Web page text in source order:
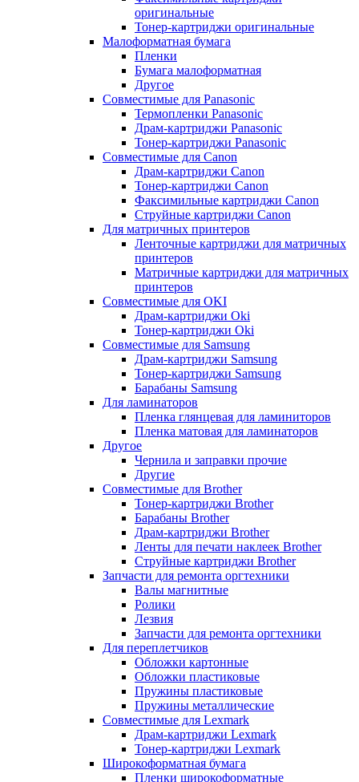
оригинальные
Тонер-картриджи оригинальные
Малоформатная бумага
Пленки
Бумага малоформатная
Другое
Совместимые для Panasonic
Термопленки Panasonic
Драм-картриджи Panasonic
Тонер-картриджи Panasonic
Совместимые для Canon
Драм-картриджи Canon
Тонер-картриджи Canon
Факсимильные картриджи Canon
Струйные картриджи Canon
Для матричных принтеров
Ленточные картриджи для матричных
принтеров
Матричные картриджи для матричных
принтеров
Совместимые для OKI
Драм-картриджи Oki
Тонер-картриджи Oki
Совместимые для Samsung
Драм-картриджи Samsung
Тонер-картриджи Samsung
Барабаны Samsung
Для ламинаторов
Пленка глянцевая для ламиниторов
Пленка матовая для ламинаторов
Другое
Чернила и заправки прочие
Другие
Совместимые для Brother
Тонер-картриджи Brother
Барабаны Brother
Драм-картриджи Brother
Ленты для печати наклеек Brother
Струйные картриджи Brother
Запчасти для ремонта оргтехники
Валы магнитные
Ролики
Лезвия
Запчасти для ремонта оргтехники
Для переплетчиков
Обложки картонные
Обложки пластиковые
Пружины пластиковые
Пружины металлические
Совместимые для Lexmark
Драм-картриджи Lexmark
Тонер-картриджи Lexmark
Широкоформатная бумага
Пленки широкоформатные